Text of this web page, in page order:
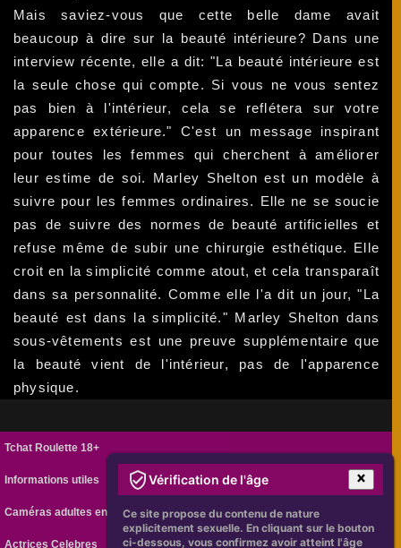
Mais saviez-vous que cette belle dame avait
beaucoup à dire sur la beauté intérieure? Dans une
interview récente, elle a dit: "La beauté intérieure est
la seule chose qui compte. Si vous ne vous sentez
pas bien à l'intérieur, cela se reflétera sur votre
apparence extérieure." C'est un message inspirant
pour toutes les femmes qui cherchent à améliorer
leur estime de soi. Marley Shelton est un modèle à
suivre pour les femmes ordinaires. Elle ne se soucie
pas de suivre des normes de beauté artificielles et
refuse même de subir une chirurgie esthétique. Elle
croit en la simplicité comme atout, et cela transparaît
dans sa personnalité. Comme elle l'a dit un jour, "La
beauté est dans la simplicité." Marley Shelton dans
sous-vêtements est une preuve supplémentaire que
la beauté vient de l'intérieur, pas de l'apparence
physique.
Tchat Roulette 18+
Informations utiles
Caméras adultes en ligne
Actrices Celebres
Vérification de l'âge
Ce site propose du contenu de nature
explicitement sexuelle. En cliquant sur le bouton
ci-dessous, vous confirmez avoir atteint l'âge